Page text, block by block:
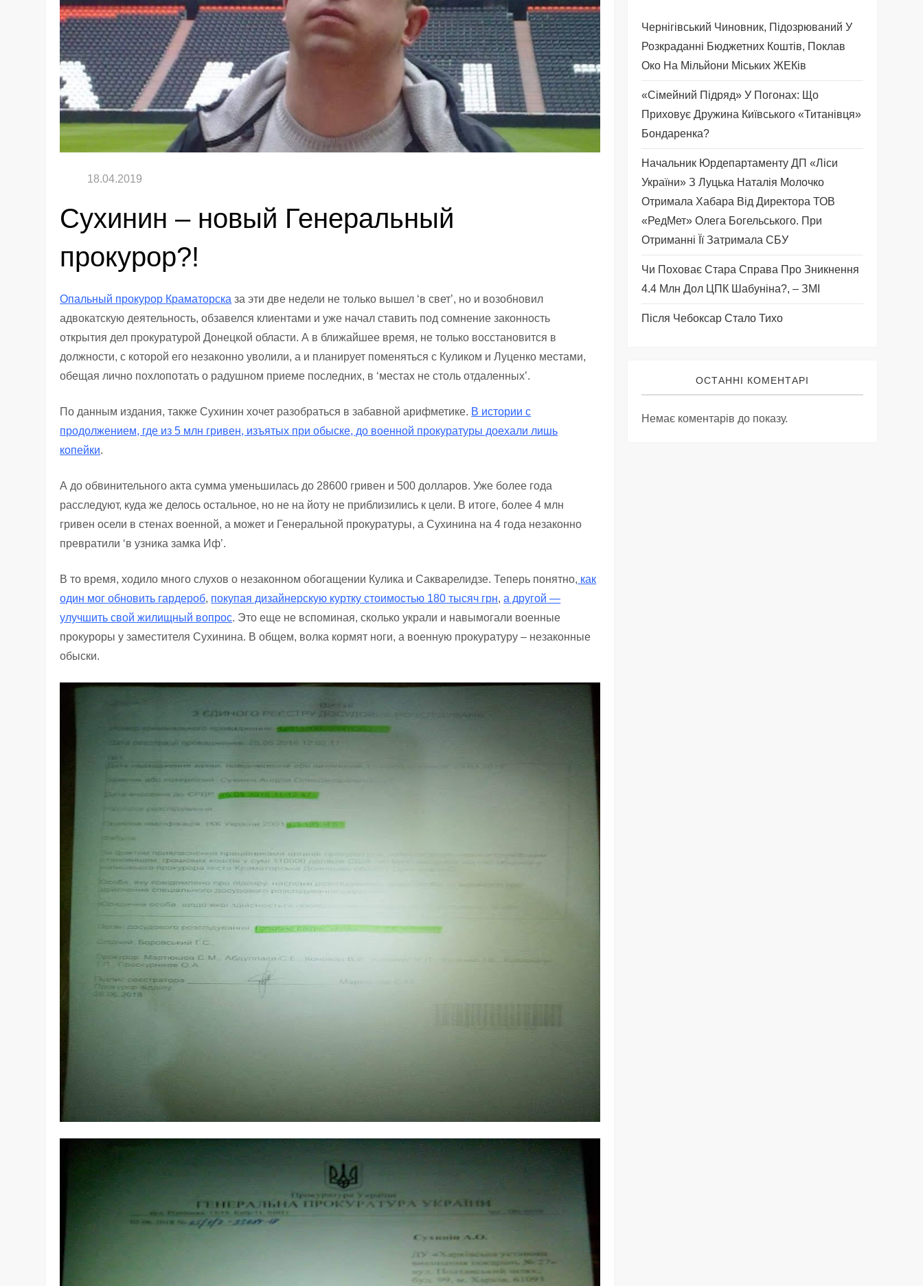
Сухинин – новый Генеральный
прокурор?!
Опальный прокурор Краматорска за эти две недели не только вышел ‘в свет’, но и возобновил
адвокатскую деятельность, обзавелся клиентами и уже начал ставить под сомнение законность
открытия дел прокуратурой Донецкой области. А в ближайшее время, не только восстановится в
должности, с которой его незаконно уволили, а и планирует поменяться с Куликом и Луценко местами,
обещая лично похлопотать о радушном приеме последних, в ‘местах не столь отдаленных’.
По данным издания, также Сухинин хочет разобраться в забавной арифметике. В истории с
продолжением, где из 5 млн гривен, изъятых при обыске, до военной прокуратуры доехали лишь
копейки.
А до обвинительного акта сумма уменьшилась до 28600 гривен и 500 долларов. Уже более года
расследуют, куда же делось остальное, но не на йоту не приблизились к цели. В итоге, более 4 млн
гривен осели в стенах военной, а может и Генеральной прокуратуры, а Сухинина на 4 года незаконно
превратили ‘в узника замка Иф’.
В то время, ходило много слухов о незаконном обогащении Кулика и Сакварелидзе. Теперь понятно, как
один мог обновить гардероб, покупая дизайнерскую куртку стоимостью 180 тысяч грн,а другой —
улучшить свой жилищный вопрос. Это еще не вспоминая, сколько украли и навымогали военные
прокуроры у заместителя Сухинина. В общем, волка кормят ноги, а военную прокуратуру – незаконные
обыски.
Чернігівський Чиновник, Підозрюваний У
Розкраданні Бюджетних Коштів, Поклав
Око На Мільйони Міських ЖЕКів
«Сімейний Підряд» У Погонах: Що
Приховує Дружина Київського «титанівця»
Бондаренка?
Начальник Юрдепартаменту ДП «Ліси
України» З Луцька Наталія Молочко
Отримала Хабара Від Директора ТОВ
«РедМет» Олега Богельського. При
Отриманні Її Затримала СБУ
Чи Поховає Стара Справа Про Зникнення
4.4 Млн Дол ЦПК Шабуніна?, – ЗМІ
Після Чебоксар Стало Тихо
ОСТАННІ КОМЕНТАРІ
Немає коментарів до показу.